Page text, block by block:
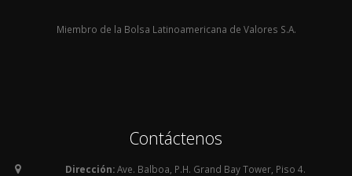
Miembro de la Bolsa Latinoamericana de Valores S.A.
Contáctenos
Dirección:Ave. Balboa, P.H. Grand Bay Tower, Piso 4.